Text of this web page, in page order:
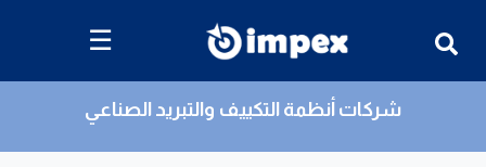
☰
شركات أنظمة التكييف والتبريد الصناعي